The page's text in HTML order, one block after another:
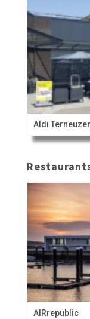
Aldi
AIRrepublic